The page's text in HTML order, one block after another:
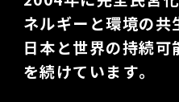
ネルギーと環境の共
日本と世界の持続
を続けています。